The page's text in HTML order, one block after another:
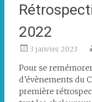
d’une
journaliste
2022
3 janvier 2023
Pour se
d’évènements du
première